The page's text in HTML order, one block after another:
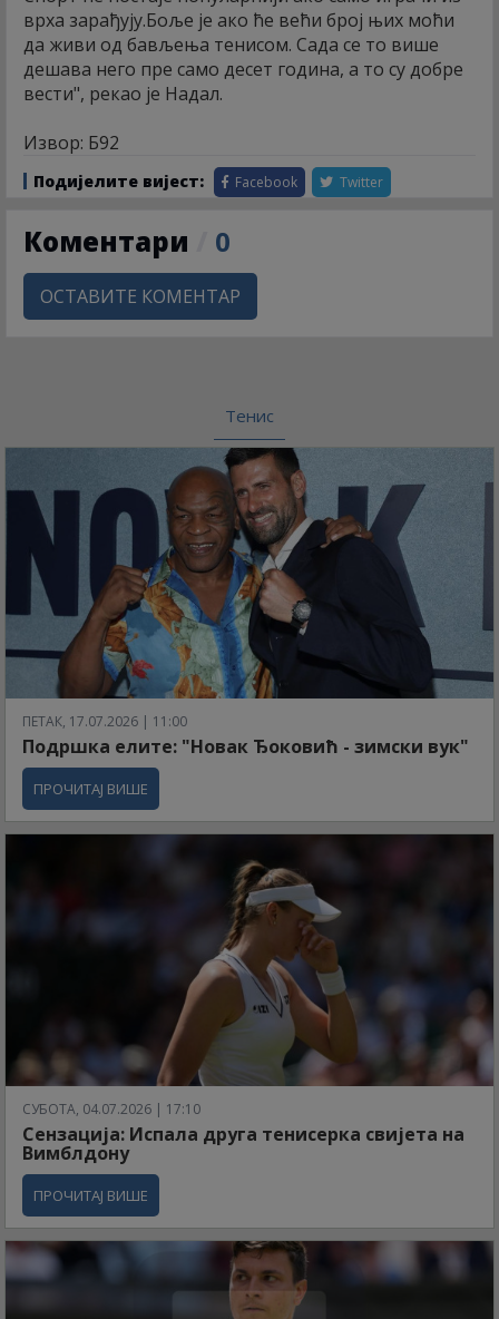
врха зарађују.Боље је ако ће већи број њих моћи
да живи од бављења тенисом. Сада се то више
дешава него пре само десет година, а то су добре
вести", рекао је Надал.
Извор: Б92
Подијелите вијест: Facebook Twitter
Коментари 0
ОСТАВИТЕ КОМЕНТАР
Тенис
ПЕТАК, 17.07.2026 | 11:00
Подршка елите: "Новак Ђоковић - зимски вук"
ПРОЧИТАЈ ВИШЕ
СУБОТА, 04.07.2026 | 17:10
Сензација: Испала друга тенисерка свијета на
Вимблдону
ПРОЧИТАЈ ВИШЕ